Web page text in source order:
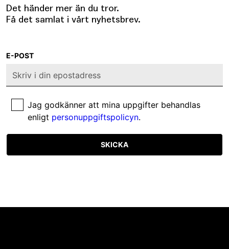
Det händer mer än du tror.
Få det samlat i vårt nyhetsbrev.
E-POST
Jag godkänner att mina uppgifter behandlas
enligt personuppgiftspolicyn.
SKICKA